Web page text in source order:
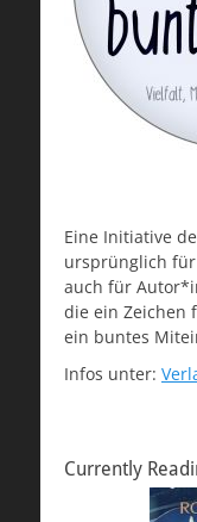
Eine Initiative
ursprünglich
auch für
die ein Zeichen
ein buntes
Infos unter:
Currently